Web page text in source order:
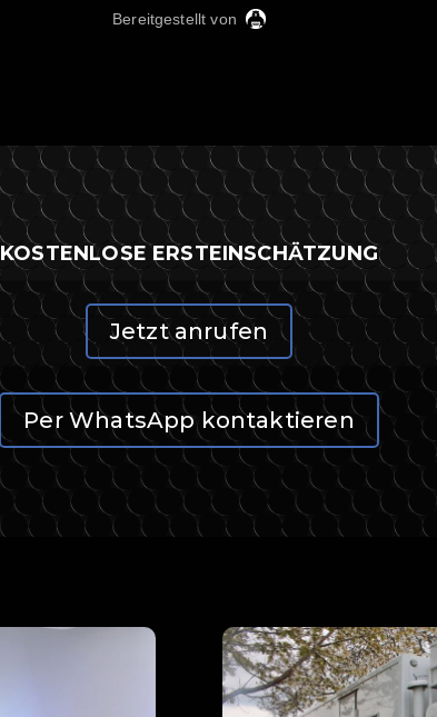
KOSTENLOSE ERSTEINSCHÄTZUNG
Jetzt anrufen
Per WhatsApp kontaktieren